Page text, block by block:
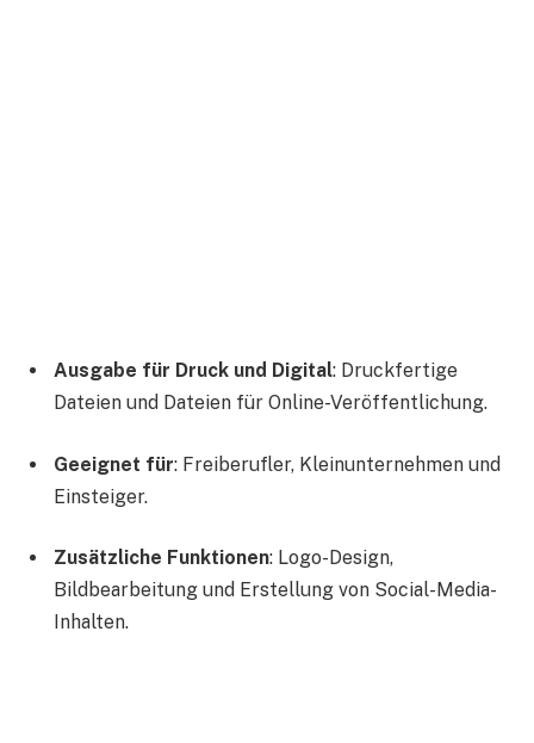
Ausgabe für Druck und Digital: Druckfertige
Dateien und Dateien für Online-Veröffentlichung.
Geeignet für: Freiberufler, Kleinunternehmen und
Einsteiger.
Zusätzliche Funktionen: Logo-Design,
Bildbearbeitung und Erstellung von Social-Media-
Inhalten.